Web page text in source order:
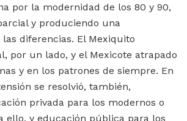
por la modernidad de los 80 y 90,
y produciendo una
diferencias. El Mexiquito
por un lado, y el Mexicote atrapado
y en los patrones de siempre. En
se resolvió, también,
privada para los modernos o
ello, y educación pública para los